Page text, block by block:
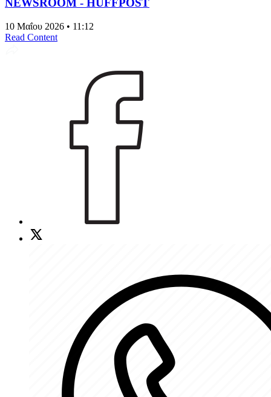
NEWSROOM - HUFFPOST
10 Μαΐου 2026 • 11:12
Read Content